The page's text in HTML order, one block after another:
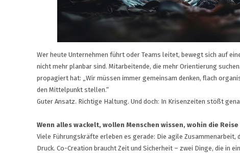
Wer heute Unternehmen führt oder Teams leitet, bewegt sich auf
nicht mehr planbar sind. Mitarbeitende, die mehr Orientierung
propagiert hat: „Wir müssen immer gemeinsam denken, flach
den Mittelpunkt stellen.“
Guter Ansatz. Richtige Haltung. Und doch: In Krisenzeiten stößt
Wenn alles wackelt, wollen Menschen wissen, wohin die
Viele Führungskräfte erleben es gerade: Die agile
Druck. Co-Creation braucht Zeit und Sicherheit – zwei Dinge, die in